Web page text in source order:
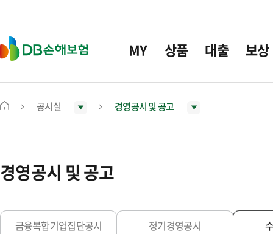
D
B
보
MY 상품 대출 보상
메
으
로
동
공시실 경영공시 및 공고
경영공시 및 공고
금융복합기업집단공시 정기경영공시